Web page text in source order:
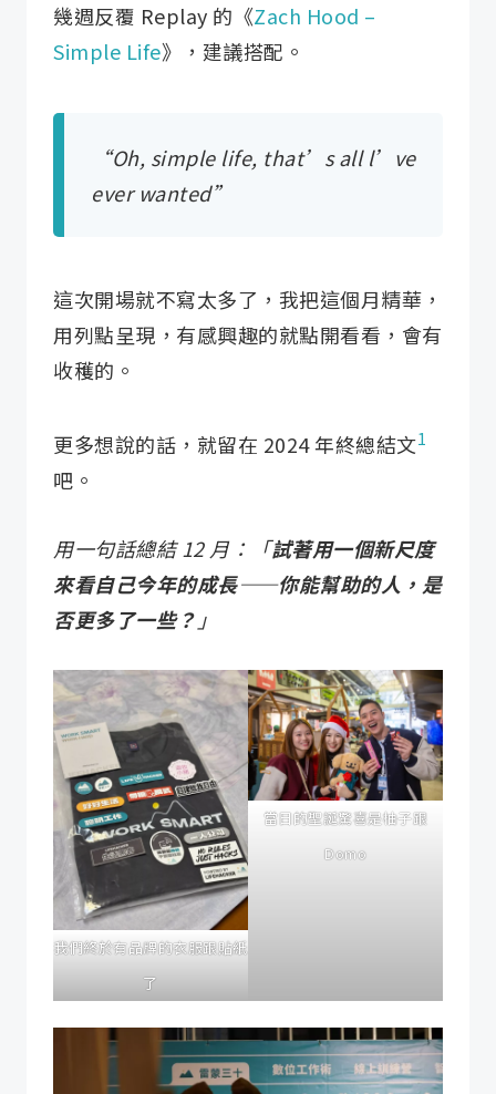
幾週反覆 Replay 的《Zach Hood –
Simple Life》，建議搭配。
“Oh, simple life, that’s all l’ve
ever wanted”
這次開場就不寫太多了，我把這個月精華，
用列點呈現，有感興趣的就點開看看，會有
收穫的。
更多想說的話，就留在 2024 年終總結文1
吧。
用一句話總結 12 月：「試著用一個新尺度
來看自己今年的成長——你能幫助的人，是
否更多了一些？ 」
我們終於有品牌的衣服跟貼紙
了
當日的聖誕驚喜是柚子跟
Domo